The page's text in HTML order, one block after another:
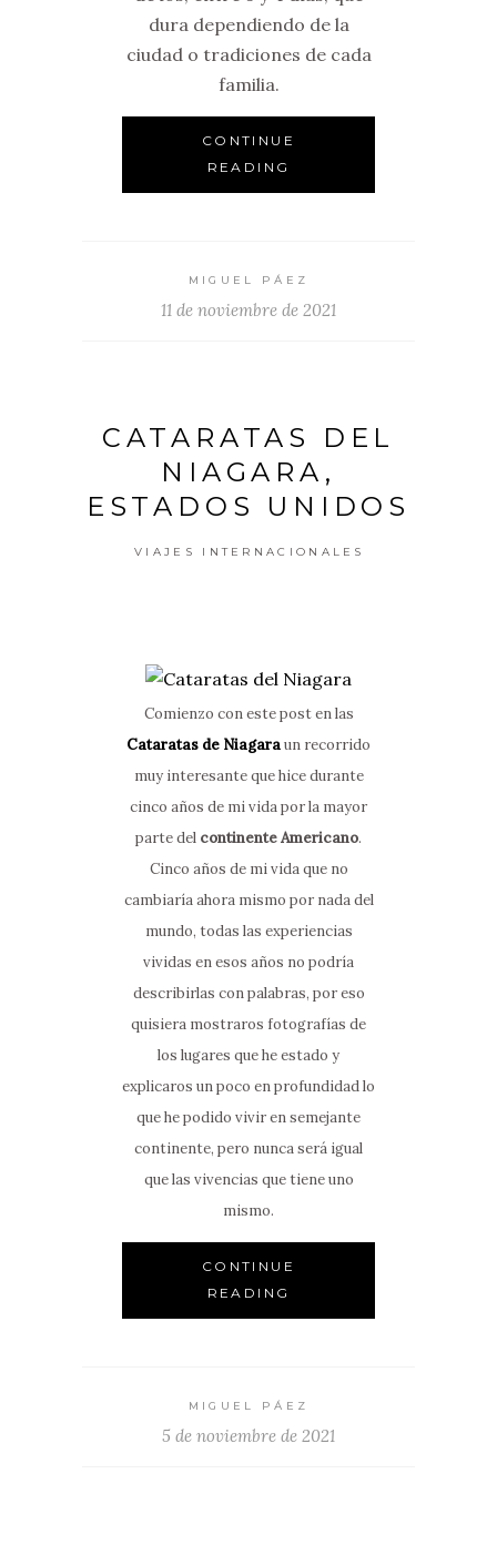
dura dependiendo de la
ciudad o tradiciones de cada
familia.
CONTINUE
READING
MIGUEL PÁEZ
11 de noviembre de 2021
CATARATAS DEL
NIAGARA,
ESTADOS UNIDOS
VIAJES INTERNACIONALES
Comienzo con este post en las
Cataratas de Niagaraun recorrido
muy interesante que hice durante
cinco años de mi vida por la mayor
parte del continente Americano.
Cinco años de mi vida que no
cambiaría ahora mismo por nada del
mundo, todas las experiencias
vividas en esos años no podría
describirlas con palabras, por eso
quisiera mostraros fotografías de
los lugares que he estado y
explicaros un poco en profundidad lo
que he podido vivir en semejante
continente, pero nunca será igual
que las vivencias que tiene uno
mismo.
CONTINUE
READING
MIGUEL PÁEZ
5 de noviembre de 2021